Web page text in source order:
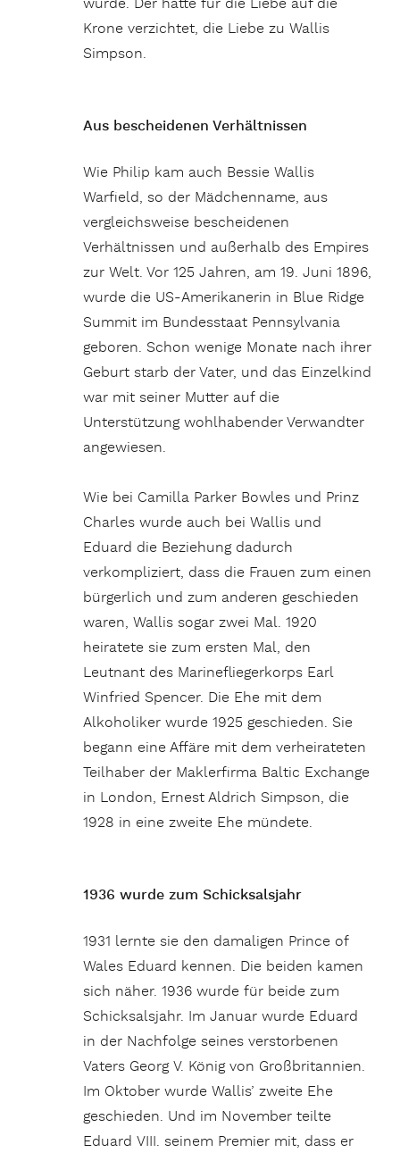
würde. Der hatte für die Liebe auf die
Krone verzichtet, die Liebe zu Wallis
Simpson.
Aus bescheidenen Verhältnissen
Wie Philip kam auch Bessie Wallis
Warfield, so der Mädchenname, aus
vergleichsweise bescheidenen
Verhältnissen und außerhalb des Empires
zur Welt. Vor 125 Jahren, am 19. Juni 1896,
wurde die US-Amerikanerin in Blue Ridge
Summit im Bundesstaat Pennsylvania
geboren. Schon wenige Monate nach ihrer
Geburt starb der Vater, und das Einzelkind
war mit seiner Mutter auf die
Unterstützung wohlhabender Verwandter
angewiesen.
Wie bei Camilla Parker Bowles und Prinz
Charles wurde auch bei Wallis und
Eduard die Beziehung dadurch
verkompliziert, dass die Frauen zum einen
bürgerlich und zum anderen geschieden
waren, Wallis sogar zwei Mal. 1920
heiratete sie zum ersten Mal, den
Leutnant des Marinefliegerkorps Earl
Winfried Spencer. Die Ehe mit dem
Alkoholiker wurde 1925 geschieden. Sie
begann eine Affäre mit dem verheirateten
Teilhaber der Maklerfirma Baltic Exchange
in London, Ernest Aldrich Simpson, die
1928 in eine zweite Ehe mündete.
1936 wurde zum Schicksalsjahr
1931 lernte sie den damaligen Prince of
Wales Eduard kennen. Die beiden kamen
sich näher. 1936 wurde für beide zum
Schicksalsjahr. Im Januar wurde Eduard
in der Nachfolge seines verstorbenen
Vaters Georg V. König von Großbritannien.
Im Oktober wurde Wallis’ zweite Ehe
geschieden. Und im November teilte
Eduard VIII. seinem Premier mit, dass er